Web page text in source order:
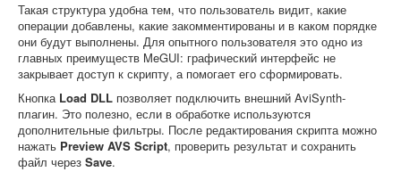
Такая структура удобна тем, что пользователь видит, какие
операции добавлены, какие закомментированы и в каком порядке
они будут выполнены. Для опытного пользователя это одно из
главных преимуществ MeGUI: графический интерфейс не
закрывает доступ к скрипту, а помогает его сформировать.
Кнопка Load DLL позволяет подключить внешний AviSynth-
плагин. Это полезно, если в обработке используются
дополнительные фильтры. После редактирования скрипта можно
нажать Preview AVS Script, проверить результат и сохранить
файл через Save.